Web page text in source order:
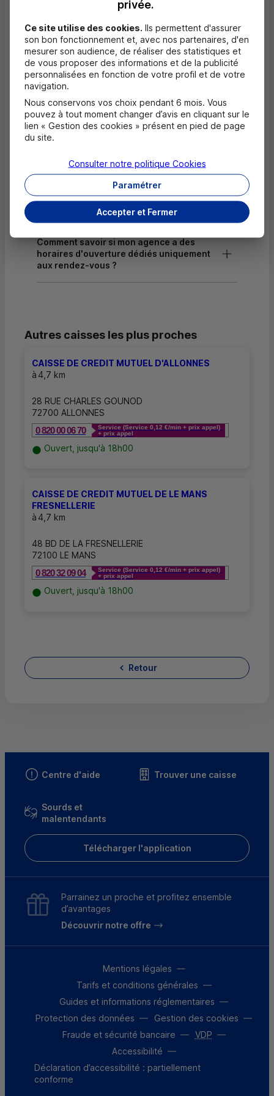
Dépôt valorisé de chèques EUR
Dépôt de chèques EUR
Equipement pour déficients visuels
Masquer
Questions fréquentes
Quels documents sont nécessaires à
l'ouverture d'un compte pour un majeur ?
Où trouver les numéros d'urgence ?
Comment savoir si mon agence a des
horaires d'ouverture dédiés uniquement
aux rendez-vous ?
Autres caisses les plus proches
CAISSE DE CREDIT MUTUEL D'ALLONNES
à 4,7 km
28 RUE CHARLES GOUNOD
72700 ALLONNES
0 820 00 06 70
Service (Service 0,12 €/min + prix appel)
+ prix appel
Ouvert, jusqu'à 18h00
CAISSE DE CREDIT MUTUEL DE LE MANS
FRESNELLERIE
à 4,7 km
48 BD DE LA FRESNELLERIE
72100 LE MANS
0 820 32 09 04
Service (Service 0,12 €/min + prix appel)
+ prix appel
Ouvert, jusqu'à 18h00
Retour
Centre d'aide Trouver une caisse
Sourds et
malentendants
Télécharger l'application
Parrainez un proche et profitez ensemble
d’avantages
Découvrir notre offre
Mentions légales
Tarifs et conditions générales
Guides et informations réglementaires
Protection des données
Gestion des cookies
Fraude et sécurité bancaire
VDP
Accessibilité
Déclaration d’accessibilité : partiellement
conforme
privée.
Ce site utilise des cookies. Ils permettent d'assurer
son bon fonctionnement et, avec nos partenaires, d'en
mesurer son audience, de réaliser des statistiques et
de vous proposer des informations et de la publicité
personnalisées en fonction de votre profil et de votre
navigation.
Nous conservons vos choix pendant 6 mois. Vous
pouvez à tout moment changer d’avis en cliquant sur le
lien « Gestion des cookies » présent en pied de page
du site.
Accepter et Fermer
Paramétrer
Consulter notre politique Cookies